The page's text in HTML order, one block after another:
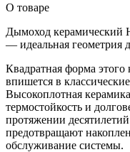
О товаре
Дымоход керамический
— идеальная геометрия
Квадратная форма
впишется в
Высокоплотная
термостойкость и
протяжении
предотвращают
обслуживание системы.